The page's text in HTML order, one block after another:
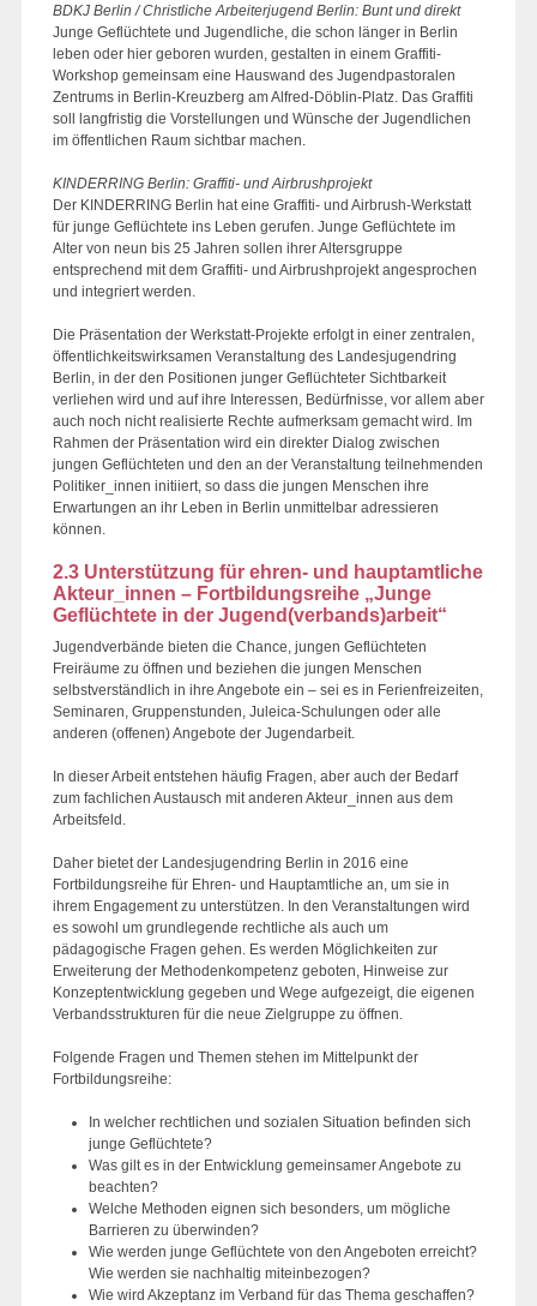
BDKJ Berlin / Christliche Arbeiterjugend Berlin: Bunt und direkt
Junge Geflüchtete und Jugendliche, die schon länger in Berlin
leben oder hier geboren wurden, gestalten in einem Graffiti-
Workshop gemeinsam eine Hauswand des Jugendpastoralen
Zentrums in Berlin-Kreuzberg am Alfred-Döblin-Platz. Das Graffiti
soll langfristig die Vorstellungen und Wünsche der Jugendlichen
im öffentlichen Raum sichtbar machen.
KINDERRING Berlin: Graffiti- und Airbrushprojekt
Der KINDERRING Berlin hat eine Graffiti- und Airbrush-Werkstatt
für junge Geflüchtete ins Leben gerufen. Junge Geflüchtete im
Alter von neun bis 25 Jahren sollen ihrer Altersgruppe
entsprechend mit dem Graffiti- und Airbrushprojekt angesprochen
und integriert werden.
Die Präsentation der Werkstatt-Projekte erfolgt in einer zentralen,
öffentlichkeitswirksamen Veranstaltung des Landesjugendring
Berlin, in der den Positionen junger Geflüchteter Sichtbarkeit
verliehen wird und auf ihre Interessen, Bedürfnisse, vor allem aber
auch noch nicht realisierte Rechte aufmerksam gemacht wird. Im
Rahmen der Präsentation wird ein direkter Dialog zwischen
jungen Geflüchteten und den an der Veranstaltung teilnehmenden
Politiker_innen initiiert, so dass die jungen Menschen ihre
Erwartungen an ihr Leben in Berlin unmittelbar adressieren
können.
2.3 Unterstützung für ehren- und hauptamtliche
Akteur_innen – Fortbildungsreihe „Junge
Geflüchtete in der Jugend(verbands)arbeit“
Jugendverbände bieten die Chance, jungen Geflüchteten
Freiräume zu öffnen und beziehen die jungen Menschen
selbstverständlich in ihre Angebote ein – sei es in Ferienfreizeiten,
Seminaren, Gruppenstunden, Juleica-Schulungen oder alle
anderen (offenen) Angebote der Jugendarbeit.
In dieser Arbeit entstehen häufig Fragen, aber auch der Bedarf
zum fachlichen Austausch mit anderen Akteur_innen aus dem
Arbeitsfeld.
Daher bietet der Landesjugendring Berlin in 2016 eine
Fortbildungsreihe für Ehren- und Hauptamtliche an, um sie in
ihrem Engagement zu unterstützen. In den Veranstaltungen wird
es sowohl um grundlegende rechtliche als auch um
pädagogische Fragen gehen. Es werden Möglichkeiten zur
Erweiterung der Methodenkompetenz geboten, Hinweise zur
Konzeptentwicklung gegeben und Wege aufgezeigt, die eigenen
Verbandsstrukturen für die neue Zielgruppe zu öffnen.
Folgende Fragen und Themen stehen im Mittelpunkt der
Fortbildungsreihe:
In welcher rechtlichen und sozialen Situation befinden sich
junge Geflüchtete?
Was gilt es in der Entwicklung gemeinsamer Angebote zu
beachten?
Welche Methoden eignen sich besonders, um mögliche
Barrieren zu überwinden?
Wie werden junge Geflüchtete von den Angeboten erreicht?
Wie werden sie nachhaltig miteinbezogen?
Wie wird Akzeptanz im Verband für das Thema geschaffen?